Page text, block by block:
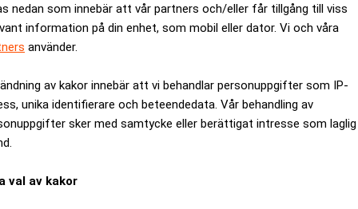
nedan som innebär att vår partners och/eller får tillgång till viss
information på din enhet, som mobil eller dator. Vi och våra
använder.
av kakor innebär att vi behandlar personuppgifter som IP-
unika identifierare och beteendedata. Vår behandling av
sker med samtycke eller berättigat intresse som laglig
val av kakor
anklagas för att ha försnillat bort nästan 400 miljarder
stulen egendom till rättmätiga ägare. Signerat av –
i koppar och föreställer två män som sitter på en
var från början placerad av Madoff intill poolen vid hans
80.000 kronor, försvann den 22 december och återfanns på
Country Club.